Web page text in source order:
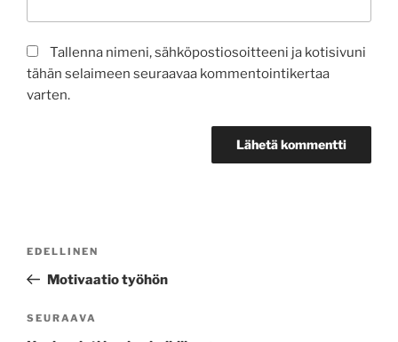
Tallenna nimeni, sähköpostiosoitteeni ja kotisivuni
tähän selaimeen seuraavaa kommentointikertaa
varten.
Edellinen
artikkeli
EDELLINEN
Motivaatio työhön
Seuraava
SEURAAVA